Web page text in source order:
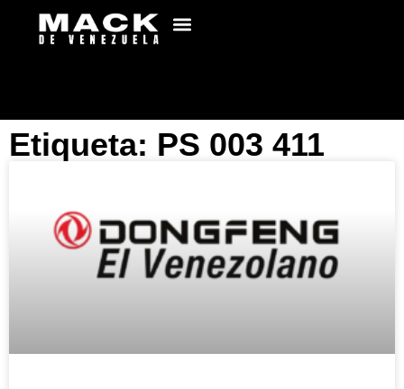
Etiqueta: PS 003 411